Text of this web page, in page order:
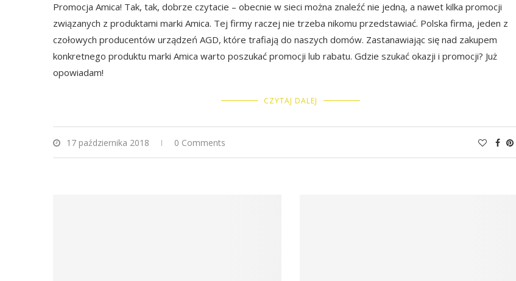
Promocja Amica! Tak, tak, dobrze czytacie – obecnie w sieci można znaleźć nie jedną, a nawet kilka promocji
związanych z produktami marki Amica. Tej firmy raczej nie trzeba nikomu przedstawiać. Polska firma, jeden z
czołowych producentów urządzeń AGD, które trafiają do naszych domów. Zastanawiając się nad zakupem
konkretnego produktu marki Amica warto poszukać promocji lub rabatu. Gdzie szukać okazji i promocji? Już
opowiadam!
CZYTAJ DALEJ
17 października 2018 0 Comments